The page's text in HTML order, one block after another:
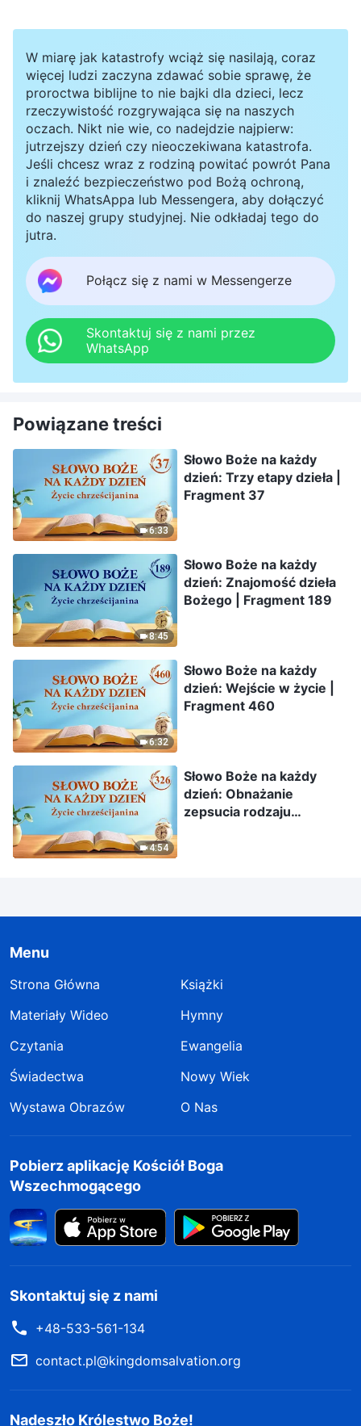
W miarę jak katastrofy wciąż się nasilają, coraz
więcej ludzi zaczyna zdawać sobie sprawę, że
proroctwa biblijne to nie bajki dla dzieci, lecz
rzeczywistość rozgrywająca się na naszych
oczach. Nikt nie wie, co nadejdzie najpierw:
jutrzejszy dzień czy nieoczekiwana katastrofa.
Jeśli chcesz wraz z rodziną powitać powrót Pana
i znaleźć bezpieczeństwo pod Bożą ochroną,
kliknij WhatsAppa lub Messengera, aby dołączyć
do naszej grupy studyjnej. Nie odkładaj tego do
jutra.
Połącz się z nami w Messengerze
Skontaktuj się z nami przez
WhatsApp
Powiązane treści
6:33
Słowo Boże na każdy
dzień: Trzy etapy dzieła |
Fragment 37
8:45
Słowo Boże na każdy
dzień: Znajomość dzieła
Bożego | Fragment 189
6:32
Słowo Boże na każdy
dzień: Wejście w życie |
Fragment 460
4:54
Słowo Boże na każdy
dzień: Obnażanie
zepsucia rodzaju
Menu
Strona Główna
Książki
Materiały Wideo
Hymny
Czytania
Ewangelia
Świadectwa
Nowy Wiek
Wystawa Obrazów
O Nas
Pobierz aplikację Kościół Boga
Wszechmogącego
Skontaktuj się z nami
+48-533-561-134
contact.pl@kingdomsalvation.org
Nadeszło Królestwo Boże!